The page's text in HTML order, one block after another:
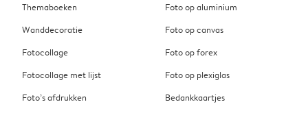
Themaboeken
Wanddecoratie
Fotocollage
Fotocollage met lijst
Foto’s afdrukken
Foto op aluminium
Foto op canvas
Foto op forex
Foto op plexiglas
Bedankkaartjes